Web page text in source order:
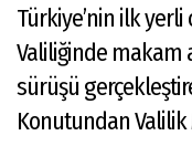
Türkiye’nin ilk yerli
Valiliğinde makam
sürüşü
Konutundan Valilik